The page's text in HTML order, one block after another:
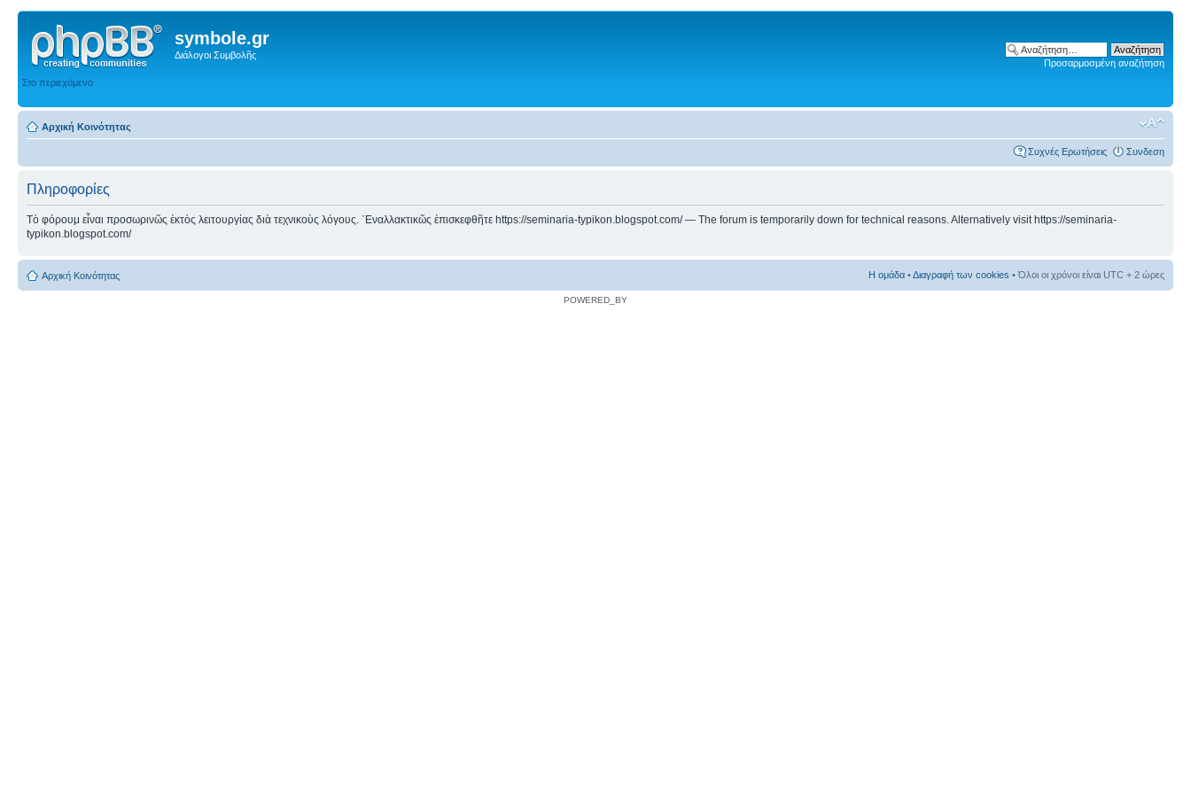
symbole.gr
Διάλογοι Συμβολῆς
Στο περιεχόμενο
Προσαρμοσμένη αναζήτηση
Αρχική Κοινότητας
Συχνές Ερωτήσεις Συνδεση
Πληροφορίες
Τὸ φόρουμ εἶναι προσωρινῶς ἐκτὸς λειτουργίας διὰ τεχνικοὺς λόγους. ᾿Εναλλακτικῶς ἐπισκεφθῆτε https://seminaria-typikon.blogspot.com/ — The forum is temporarily down for technical reasons. Alternatively visit https://seminaria-
typikon.blogspot.com/
Αρχική Κοινότητας Η ομάδα •Διαγραφή των cookies • Όλοι οι χρόνοι είναι UTC + 2 ώρες
POWERED_BY